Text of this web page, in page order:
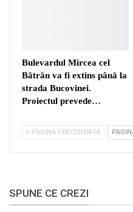
Bulevardul Mircea cel
Bătrân va fi extins până la
strada Bucovinei.
Proiectul prevede…
PAGINA PRECEDENTĂ
SPUNE CE CREZI